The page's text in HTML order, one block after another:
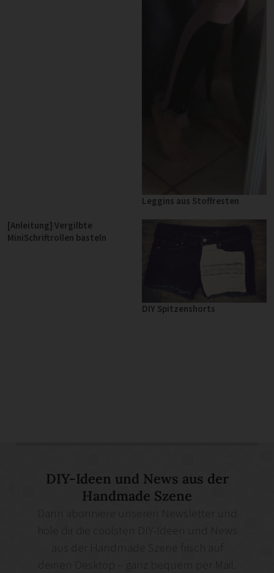
Leggins aus Stoffresten
[Anleitung] Vergilbte
MiniSchriftrollen basteln
DIY Spitzenshorts
DIY-Ideen und News aus der
Handmade Szene
deinen Desktop – ganz bequem per Mail.